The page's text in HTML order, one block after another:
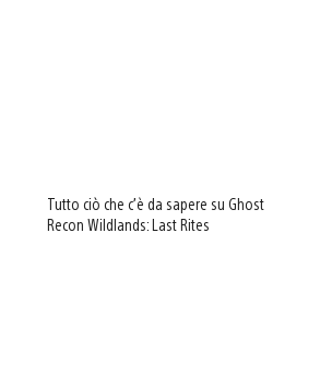
Tutto ciò che c’è da sapere su Ghost
Recon Wildlands: Last Rites